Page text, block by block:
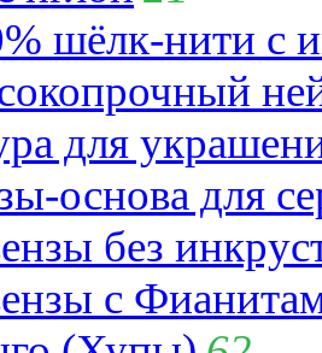
шёлк-нити с
для
основа для
без
с